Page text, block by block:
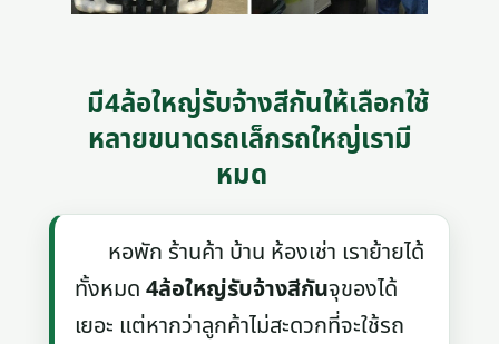
มี4ล้อใหญ่รับจ้างสีกันให้เลือกใช้
หลายขนาดรถเล็กรถใหญ่เรามี
หมด
หอพัก ร้านค้า บ้าน ห้องเช่า เราย้ายได้
ทั้งหมด4ล้อใหญ่รับจ้างสีกันจุของได้
เยอะ แต่หากว่าลูกค้าไม่สะดวกที่จะใช้รถ